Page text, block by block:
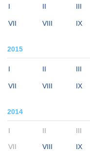
I II III
VII VIII IX
2015
I II III
VII VIII IX
2014
I II III
VII VIII IX